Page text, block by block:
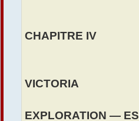
CHAPITRE IV
VICTORIA
EXPLORATION —